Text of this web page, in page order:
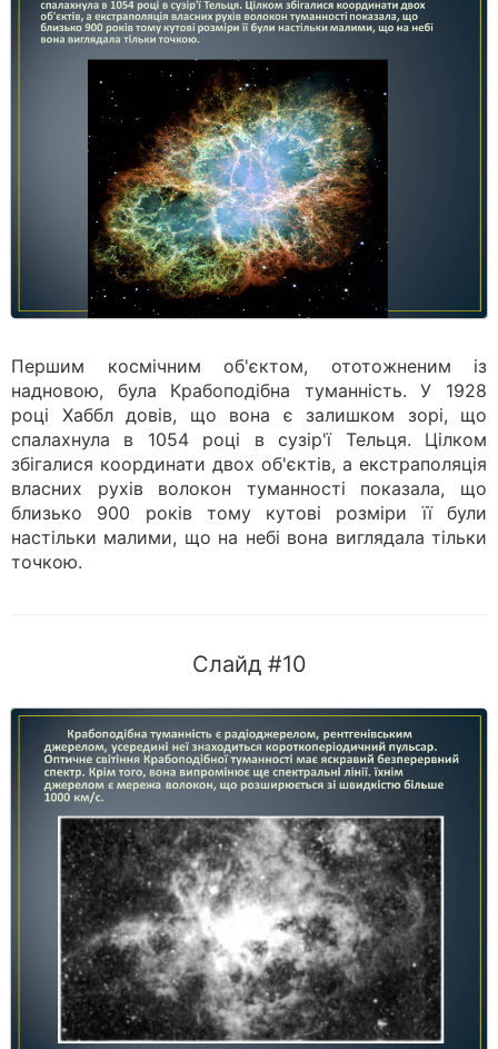
Першим космічним об'єктом, ототожненим із
надновою, була Крабоподібна туманність. У 1928
році Хаббл довів, що вона є залишком зорі, що
спалахнула в 1054 році в сузір'ї Тельця. Цілком
збігалися координати двох об'єктів, а екстраполяція
власних рухів волокон туманності показала, що
близько 900 років тому кутові розміри її були
настільки малими, що на небі вона виглядала тільки
точкою.
Слайд #10